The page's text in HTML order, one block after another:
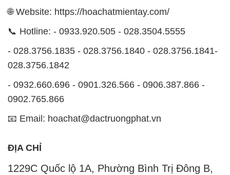
🌐 Website: https://hoachatmientay.com/
📞 Hotline: - 0933.920.505 - 028.3504.5555
- 028.3756.1835 - 028.3756.1840 - 028.3756.1841-
028.3756.1842
- 0932.660.696 - 0901.326.566 - 0906.387.866 -
0902.765.866
📧 Email: hoachat@dactruongphat.vn
ĐỊA CHỈ
1229C Quốc lộ 1A, Phường Bình Trị Đông B,